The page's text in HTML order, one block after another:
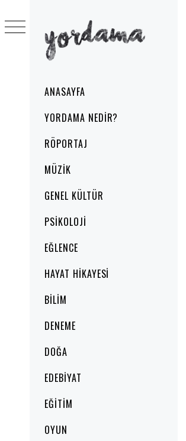
YORDAMA
MenuANASAYFA
YORDAMA NEDIR?
RÖPORTAJ
MÜZIK
GENEL KÜLTÜR
PSIKOLOJI
EĞLENCE
HAYAT HIKAYESI
BILIM
DENEME
DOĞA
EDEBIYAT
EĞITIM
OYUN
to
content